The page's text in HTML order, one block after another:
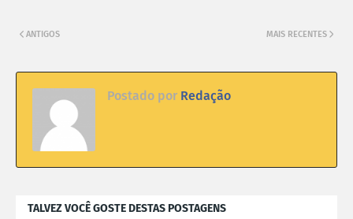
MAIS RECENTES
ANTIGOS
Postado por Redação
TALVEZ VOCÊ GOSTE DESTAS POSTAGENS